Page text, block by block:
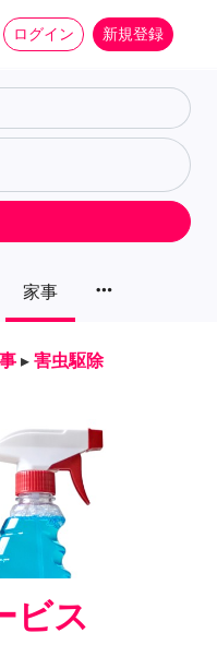
ログイン 新規登録
家事 more_horiz
▸ 害虫駆除
ビス